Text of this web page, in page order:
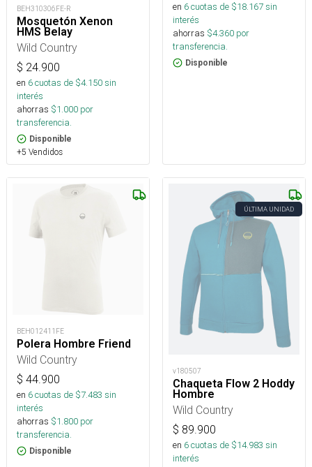
BEH310306FE-R
Mosquetón Xenon
HMS Belay
Wild Country
$ 24.900
en 6cuotas de $4.150sin
interés
ahorras $1.000 por
transferencia.
Disponible
+5 Vendidos
en 6cuotas de $18.167sin
interés
ahorras $4.360 por
transferencia.
Disponible
BEH012411FE
Polera Hombre Friend
Wild Country
$ 44.900
en 6cuotas de $7.483 sin
interés
ahorras $1.800 por
transferencia.
Disponible
ÚLTIMA UNIDAD
v180507
Chaqueta Flow 2 Hoddy
Hombre
Wild Country
$ 89.900
en 6cuotas de $14.983 sin
interés